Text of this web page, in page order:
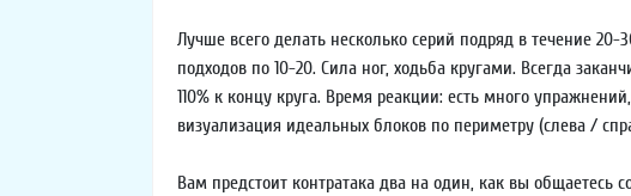
Лучше всего делать несколько серий подряд в течение
подходов по 10-20. Сила ног, ходьба кругами. Всегда
110% к концу круга. Время реакции: есть много
визуализация идеальных блоков по периметру (слева /
Вам предстоит контратака два на один, как вы общаетесь